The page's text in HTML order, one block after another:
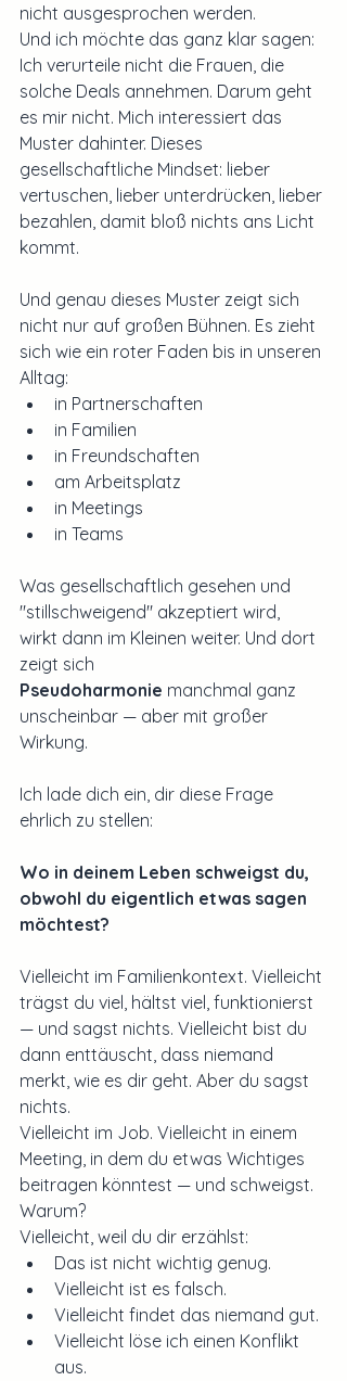
nicht ausgesprochen werden.
Und ich möchte das ganz klar sagen:
Ich verurteile nicht die Frauen, die
solche Deals annehmen. Darum geht
es mir nicht. Mich interessiert das
Muster dahinter. Dieses
gesellschaftliche Mindset: lieber
vertuschen, lieber unterdrücken, lieber
bezahlen, damit bloß nichts ans Licht
kommt.
Und genau dieses Muster zeigt sich
nicht nur auf großen Bühnen. Es zieht
sich wie ein roter Faden bis in unseren
Alltag:
in Partnerschaften
in Familien
in Freundschaften
am Arbeitsplatz
in Meetings
in Teams
Was gesellschaftlich gesehen und
"stillschweigend" akzeptiert wird,
wirkt dann im Kleinen weiter. Und dort
zeigt sich
Pseudoharmonie manchmal ganz
unscheinbar — aber mit großer
Wirkung.
Ich lade dich ein, dir diese Frage
ehrlich zu stellen:
Wo in deinem Leben schweigst du,
obwohl du eigentlich etwas sagen
möchtest?
Vielleicht im Familienkontext. Vielleicht
trägst du viel, hältst viel, funktionierst
— und sagst nichts. Vielleicht bist du
dann enttäuscht, dass niemand
merkt, wie es dir geht. Aber du sagst
nichts.
Vielleicht im Job. Vielleicht in einem
Meeting, in dem du etwas Wichtiges
beitragen könntest — und schweigst.
Warum?
Vielleicht, weil du dir erzählst:
Das ist nicht wichtig genug.
Vielleicht ist es falsch.
Vielleicht findet das niemand gut.
Vielleicht löse ich einen Konflikt
aus.